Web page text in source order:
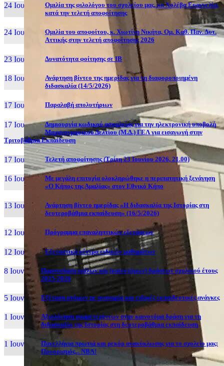
24 Ιουν, 26
Ομιλία της φιλολόγου του σχολείου μας, κα Χολέβα Ευαγγελία,
κατά την τελετή αποφοίτησης
24 Ιουν, 26
Ομιλία του αποφοίτου, κ. Χιωτίνη Νικήτα, Ομ. Καθ. Παν. Δυτ.
Αττικής στην τελετή αποφοίτησης 2026
23 Ιουν, 26 Δυνατότητα φοίτησης σε ΙΒ
18 Ιουν, 26
Ανάρτηση βίντεο της ημερίδας για τη διαφοροποιημένη
διδασκαλία (14/5/2026)
17 Ιουν, 26 Παραλαβή απολυτήριων
17 Ιουν, 26
Δημιουργία κωδικού ασφαλείας για την ηλεκτρονική υποβολή
Μηχανογραφικού Δελτίου (Μ.Δ.) ΓΕΛ για εισαγωγή στην
Τριτοβάθμια Εκπαίδευση
17 Ιουν, 26 Τελετή αποφοίτησης (Τρίτη 23 Ιουνίου 2026, 21.00)
16 Ιουν, 26
Με μεγάλη επιτυχία ολοκληρώθηκε η περιπατητική ξενάγηση
«Ο Κήπος της Αμαλίας» στον Εθνικό Κήπο
13 Ιουν, 26
Ανάρτηση βίντεο ημερίδας «Η διδασκαλία της Ιστορίας στη
δευτεροβάθμια εκπαίδευση» (16/5/2026)
12 Ιουν, 26 Πρόγραμμα επαναληπτικών εξετάσεων
12 Ιουν, 26 Εξεταστικά κέντρα ειδικών μαθημάτων
8 Ιουν, 26
Παρουσίαση ομίλων και (καινοτόμων) δράσεων σχολικού έτους
2025-2026
5 Ιουν, 26 Εξέταση ατόμων με αναπηρία και ειδικές εκπαιδευτικές ανάγκες
1 Ιουν, 26
Αξιολόγηση συμμετεχόντων στην καινοτόμα δράση για τη
διδασκαλία της Ιστορίας στη δευτεροβάθμια εκπαίδευση
1 Ιουν, 26
Πανελλήνια πρωτιά και ρεκόρ ανακύκλωσης για το σχολείο μας:
Προορισμός... NBA!